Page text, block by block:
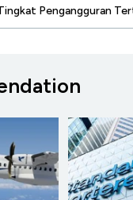
Pengangguran